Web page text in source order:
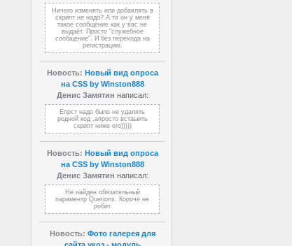
Ничего изменять или добавлять в
скрипт не надо? А то он у меня
такое сообщение как у вас не
выдаёт. Просто "служебное
сообщение". И без перехода на
регистрацию.
Новость: Новый вид опроса
на CSS by Winston888
Денис Замятин написал:
Епрст надо было не удалять
родной код ,апросто встаыить
скрипт ниже его)))))
Новость: Новый вид опроса
на CSS by Winston888
Денис Замятин написал:
Не найден обязательный
параментр Quetions. Короче не
робит
Новость: Фото галерея для